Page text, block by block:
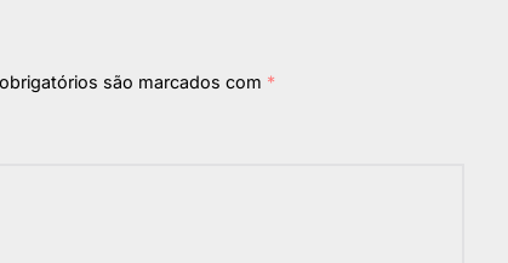
são marcados com *